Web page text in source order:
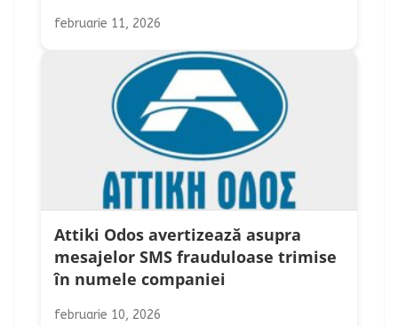
februarie 11, 2026
Attiki Odos avertizează asupra
mesajelor SMS frauduloase trimise
în numele companiei
februarie 10, 2026